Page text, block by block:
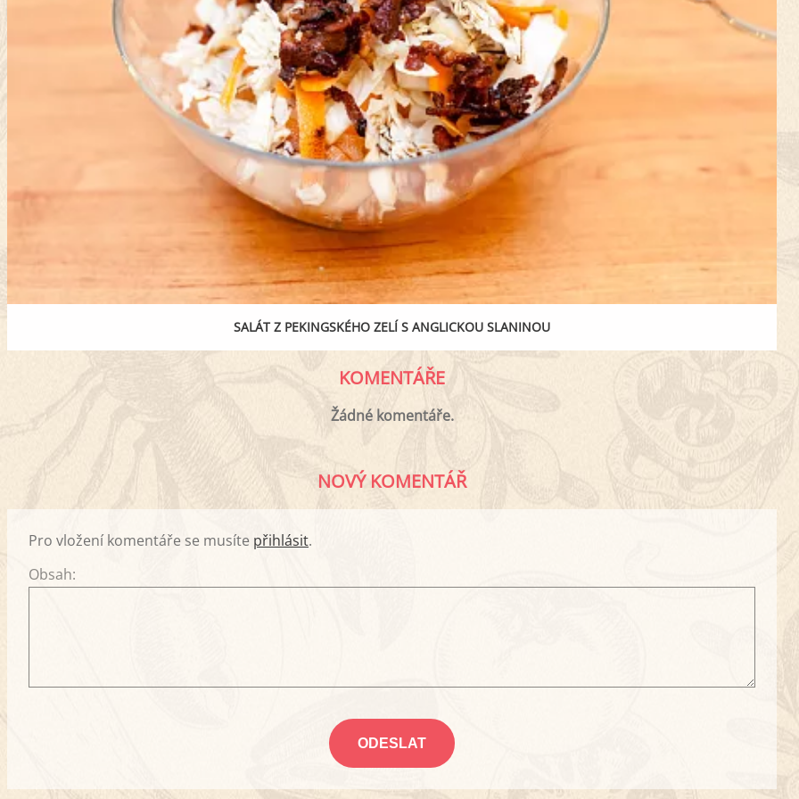
SALÁT Z PEKINGSKÉHO ZELÍ S ANGLICKOU SLANINOU
KOMENTÁŘE
Žádné komentáře.
NOVÝ KOMENTÁŘ
Pro vložení komentáře se musíte přihlásit.
Obsah: